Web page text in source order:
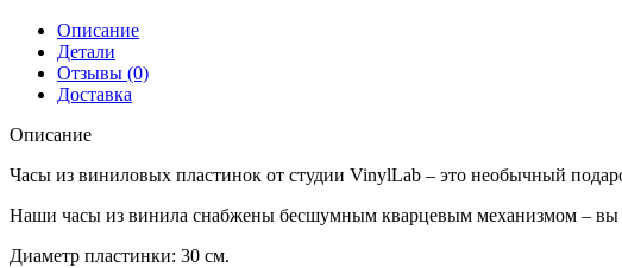
Описание
Детали
Отзывы (0)
Доставка
Описание
Часы из виниловых пластинок от студии VinylLab – это необычный
Наши часы из винила снабжены бесшумным кварцевым механизмом – вы
Диаметр пластинки: 30 см.